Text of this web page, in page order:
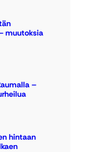
muutoksia
–
hintaan